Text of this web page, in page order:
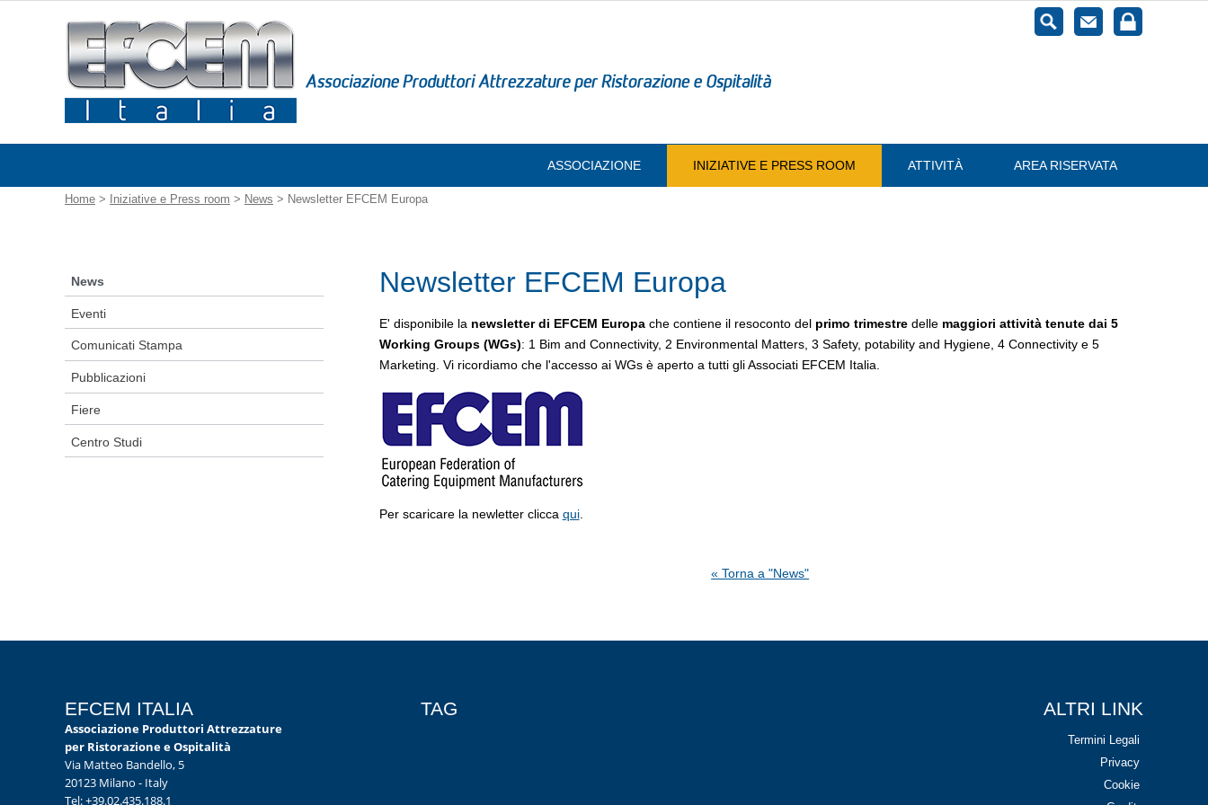
ASSOCIAZIONE INIZIATIVE E PRESS ROOM ATTIVITÀ AREA RISERVATA
Home > Iniziative e Press room > News > Newsletter EFCEM Europa
News
Eventi
Comunicati Stampa
Pubblicazioni
Fiere
Centro Studi
Newsletter EFCEM Europa
E' disponibile la newsletter di EFCEM Europache contiene il resoconto del primo trimestredelle maggiori attività tenute dai 5
Working Groups (WGs): 1 Bim and Connectivity, 2 Environmental Matters, 3 Safety, potability and Hygiene, 4 Connectivity e 5
Marketing. Vi ricordiamo che l'accesso ai WGs è aperto a tutti gli Associati EFCEM Italia.
Per scaricare la newletter clicca qui.
« Torna a "News"
ALTRI LINK
Termini Legali
Privacy
Cookie
EFCEM ITALIA
Associazione Produttori Attrezzature
per Ristorazione e Ospitalità
Via Matteo Bandello, 5
20123 Milano - Italy
Tel: +39.02.435.188.1
TAG